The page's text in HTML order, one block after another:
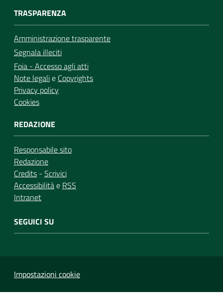
TRASPARENZA
Amministrazione trasparente
Segnala illeciti
Foia - Accesso agli atti
Note legalie Copyrights
Privacy policy
Cookies
REDAZIONE
Responsabile sito
Redazione
Credits - Scrivici
Accessibilitàe RSS
Intranet
SEGUICI SU
Impostazioni cookie